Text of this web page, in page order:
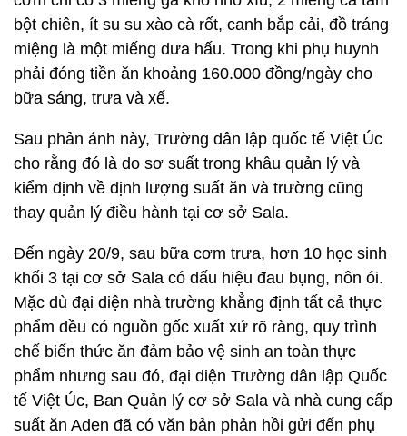
bột chiên, ít su su xào cà rốt, canh bắp cải, đồ tráng
miệng là một miếng dưa hấu. Trong khi phụ huynh
phải đóng tiền ăn khoảng 160.000 đồng/ngày cho
bữa sáng, trưa và xế.
Sau phản ánh này, Trường dân lập quốc tế Việt Úc
cho rằng đó là do sơ suất trong khâu quản lý và
kiểm định về định lượng suất ăn và trường cũng
thay quản lý điều hành tại cơ sở Sala.
Đến ngày 20/9, sau bữa cơm trưa, hơn 10 học sinh
khối 3 tại cơ sở Sala có dấu hiệu đau bụng, nôn ói.
Mặc dù đại diện nhà trường khẳng định tất cả thực
phẩm đều có nguồn gốc xuất xứ rõ ràng, quy trình
chế biến thức ăn đảm bảo vệ sinh an toàn thực
phẩm nhưng sau đó, đại diện Trường dân lập Quốc
tế Việt Úc, Ban Quản lý cơ sở Sala và nhà cung cấp
suất ăn Aden đã có văn bản phản hồi gửi đến phụ